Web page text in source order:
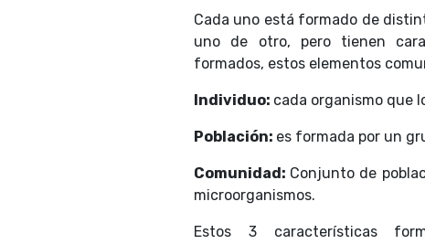
Cada uno está formado de
uno de otro, pero tienen
formados, estos elementos
Individuo: cada organismo que
Población: es formada por un
Comunidad: Conjunto de
microorganismos.
Estos 3 características